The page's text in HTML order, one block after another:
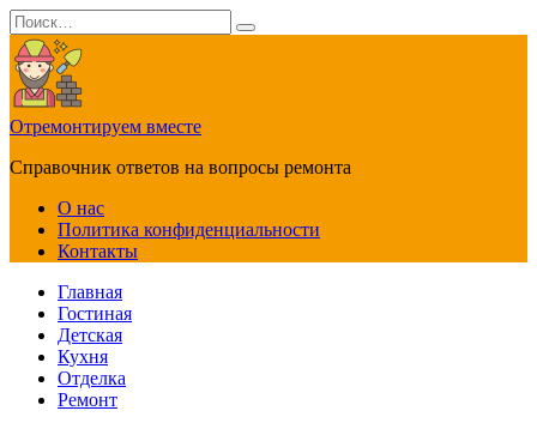
Перейти
к
содержанию
Search
for:
Отремонтируем вместе
Справочник ответов на вопросы ремонта
О нас
Политика конфиденциальности
Контакты
Главная
Гостиная
Детская
Кухня
Отделка
Ремонт